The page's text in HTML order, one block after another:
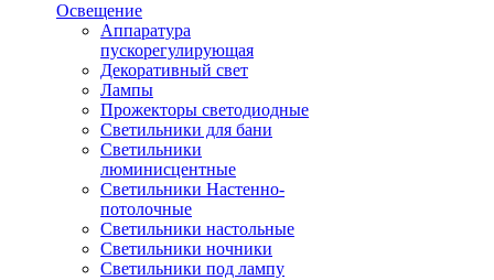
Освещение
Аппаратура
пускорегулирующая
Декоративный свет
Лампы
Прожекторы светодиодные
Светильники для бани
Светильники
люминисцентные
Светильники Настенно-
потолочные
Светильники настольные
Светильники ночники
Светильники под лампу